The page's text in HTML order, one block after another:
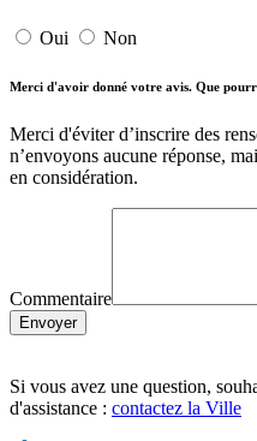
Oui Non
Merci d'avoir donné votre avis. Que
Merci d'éviter d’inscrire des
n’envoyons aucune réponse,
en considération.
Commentaire
Envoyer
Si vous avez une question,
d'assistance : contactez la Ville